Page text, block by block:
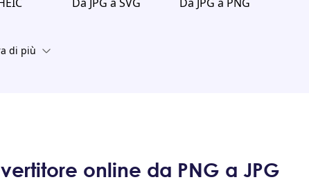
di più
online da PNG a JPG